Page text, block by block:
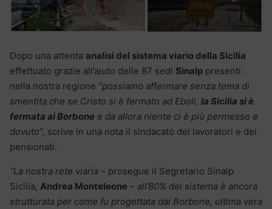
Dopo una attenta analisi del sistema viario della Sicilia
effettuato grazie all’aiuto delle 87 sedi Sinalp presenti
nella nostra regione “possiamo affermare senza tema di
smentita che se Cristo si è fermato ad Eboli, la Sicilia si è
fermata ai Borbone e da allora niente ci è più permesso e
dovuto”, scrive in una nota il sindacato dei lavoratori e dei
pensionati.
“La nostra rete viaria – prosegue il Segretario Sinalp
Sicilia, Andrea Monteleone – all’80% del sistema è ancora
strutturata per come fu progettata dai Borbone, ultima vera